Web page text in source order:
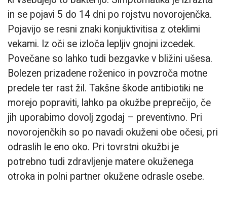
in se pojavi 5 do 14 dni po rojstvu novorojenčka.
Pojavijo se resni znaki konjuktivitisa z oteklimi
vekami. Iz oči se izloča lepljiv gnojni izcedek.
Povečane so lahko tudi bezgavke v bližini ušesa.
Bolezen prizadene roženico in povzroča motne
predele ter rast žil. Takšne škode antibiotiki ne
morejo popraviti, lahko pa okužbe preprečijo, če
jih uporabimo dovolj zgodaj – preventivno. Pri
novorojenčkih so po navadi okuženi obe očesi, pri
odraslih le eno oko. Pri tovrstni okužbi je
potrebno tudi zdravljenje matere okuženega
otroka in polni partner okužene odrasle osebe.